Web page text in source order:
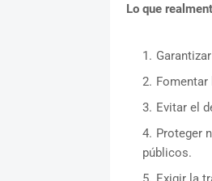
Lo que
Evitar el
Proteger
públicos.